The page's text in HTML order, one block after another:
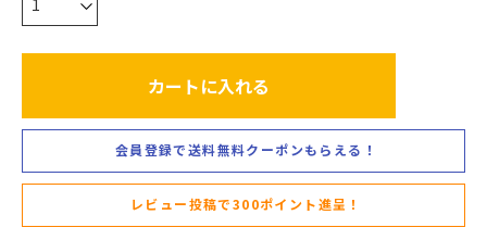
カートに入れる
会員登録で送料無料クーポンもらえる！
レビュー投稿で300ポイント進呈！